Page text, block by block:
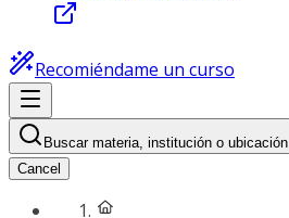
Recomiéndame un curso
Buscar materia, institución o ubicación
Cancel